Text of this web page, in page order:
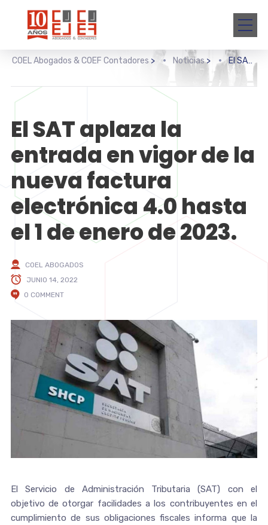
COEL Abogados & COEF Contadores > Noticias> El SAT aplaza la entrada en vigor de la nueva factura electrónica 4.0 hasta el 1 de enero de 2023.
El SAT aplaza la
entrada en vigor de la
nueva factura
electrónica 4.0 hasta
el 1 de enero de 2023.
COEL ABOGADOS
JUNIO 14, 2022
0 COMMENT
El Servicio de Administración Tributaria (SAT) con el
objetivo de otorgar facilidades a los contribuyentes en el
cumplimiento de sus obligaciones fiscales informa que la